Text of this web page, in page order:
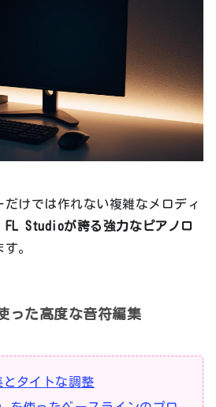
だけでは作れない複雑なメロディ
FL Studioが誇る強力なピアノロ
。
った高度な音符編集
とタイトな調整